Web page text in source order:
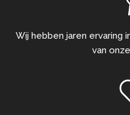
Wij hebben jaren ervaring
van